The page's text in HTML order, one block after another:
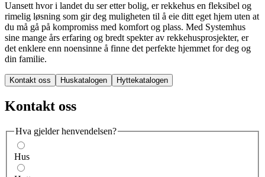
Uansett hvor i landet du ser etter bolig, er rekkehus en fleksibel og
rimelig løsning som gir deg muligheten til å eie ditt eget hjem uten at
du må gå på kompromiss med komfort og plass. Med Systemhus
sine mange års erfaring og bredt spekter av rekkehusprosjekter, er
det enklere enn noensinne å finne det perfekte hjemmet for deg og
din familie.
Kontakt oss Huskatalogen Hyttekatalogen
Kontakt oss
Hva gjelder henvendelsen?
Hus